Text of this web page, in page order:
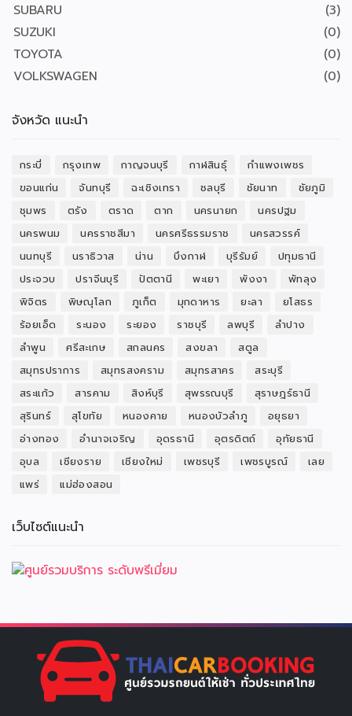
SUBARU
(3)
SUZUKI
(0)
TOYOTA
(0)
VOLKSWAGEN
(0)
จังหวัด แนะนำ
กระบี่ กรุงเทพ กาญจนบุรี กาฬสินธุ์
กำแพงเพชร
ขอนแก่น
จันทบุรี ฉะเชิงเทรา ชลบุรี ชัยนาท
ชัยภูมิ
ชุมพร
ตรัง ตราด ตาก นครนายก
นครปฐม
นครพนม
นครราชสีมา นครศรีธรรมราช
นครสวรรค์
นนทบุรี
นราธิวาส น่าน บึงกาฬ บุรีรัมย์
ปทุมธานี
ประจวบ
ปราจีนบุรี ปัตตานี พะเยา พังงา
พัทลุง
พิจิตร
พิษณุโลก ภูเก็ต มุกดาหาร ยะลา
ยโสธร
ร้อยเอ็ด
ระนอง ระยอง ราชบุรี ลพบุรี
ลำปาง
ลำพูน
ศรีสะเกษ สกลนคร สงขลา
สตูล
สมุทรปราการ
สมุทรสงคราม สมุทรสาคร
สระบุรี
สระแก้ว
สารคาม สิงห์บุรี สุพรรณบุรี
สุราษฎร์ธานี
สุรินทร์
สุโขทัย หนองคาย หนองบัวลำภู
อยุธยา
อ่างทอง
อำนาจเจริญ อุดรธานี อุตรดิตถ์
อุทัยธานี
อุบล
เชียงราย เชียงใหม่ เพชรบุรี เพชรบูรณ์
เลย
แพร่
แม่ฮ่องสอน
เว็บไซต์แนะนำ